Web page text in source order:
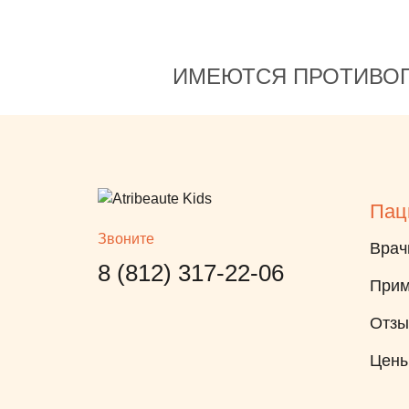
ИМЕЮТСЯ
Звоните
8 (812) 317-22-06